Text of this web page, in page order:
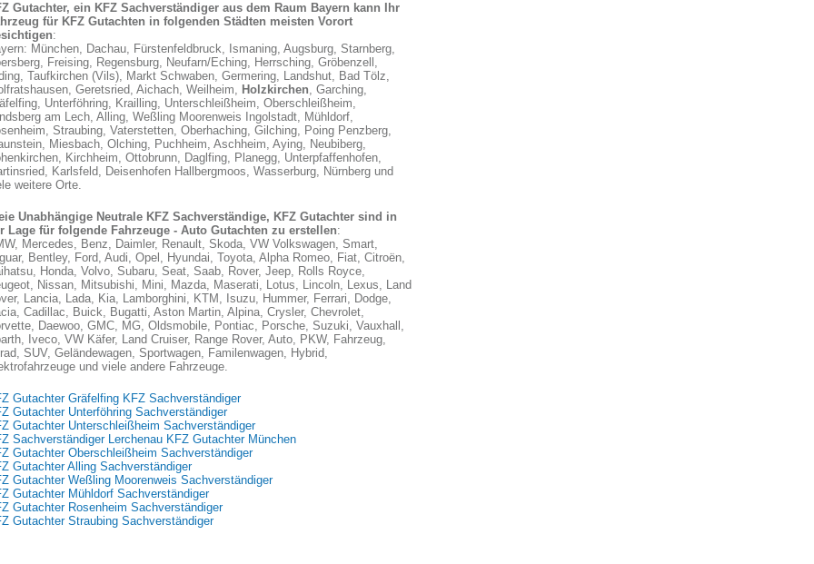
Gutachter, ein KFZ Sachverständiger aus dem Raum Bayern kann Ihr
für KFZ Gutachten in folgenden Städten meisten Vorort
:
München, Dachau, Fürstenfeldbruck, Ismaning, Augsburg, Starnberg,
Freising, Regensburg, Neufarn/Eching, Herrsching, Gröbenzell,
Taufkirchen (Vils), Markt Schwaben, Germering, Landshut, Bad Tölz,
Geretsried, Aichach, Weilheim, Holzkirchen, Garching,
Unterföhring, Krailling, Unterschleißheim, Oberschleißheim,
am Lech, Alling, Weßling Moorenweis Ingolstadt, Mühldorf,
Straubing, Vaterstetten, Oberhaching, Gilching, Poing Penzberg,
Miesbach, Olching, Puchheim, Aschheim, Aying, Neubiberg,
Kirchheim, Ottobrunn, Daglfing, Planegg, Unterpfaffenhofen,
Karlsfeld, Deisenhofen Hallbergmoos, Wasserburg, Nürnberg und
weitere Orte.
Unabhängige Neutrale KFZ Sachverständige, KFZ Gutachter sind in
Lage für folgende Fahrzeuge - Auto Gutachten zu erstellen:
Mercedes, Benz, Daimler, Renault, Skoda, VW Volkswagen, Smart,
Bentley, Ford, Audi, Opel, Hyundai, Toyota, Alpha Romeo, Fiat, Citroën,
Honda, Volvo, Subaru, Seat, Saab, Rover, Jeep, Rolls Royce,
Nissan, Mitsubishi, Mini, Mazda, Maserati, Lotus, Lincoln, Lexus, Land
Lancia, Lada, Kia, Lamborghini, KTM, Isuzu, Hummer, Ferrari, Dodge,
Cadillac, Buick, Bugatti, Aston Martin, Alpina, Crysler, Chevrolet,
Daewoo, GMC, MG, Oldsmobile, Pontiac, Porsche, Suzuki, Vauxhall,
Iveco, VW Käfer, Land Cruiser, Range Rover, Auto, PKW, Fahrzeug,
SUV, Geländewagen, Sportwagen, Familenwagen, Hybrid,
und viele andere Fahrzeuge.
Gutachter Gräfelfing KFZ Sachverständiger
Gutachter Unterföhring Sachverständiger
Gutachter Unterschleißheim Sachverständiger
Sachverständiger Lerchenau KFZ Gutachter München
Gutachter Oberschleißheim Sachverständiger
Gutachter Alling Sachverständiger
Gutachter Weßling Moorenweis Sachverständiger
Gutachter Mühldorf Sachverständiger
Gutachter Rosenheim Sachverständiger
Gutachter Straubing Sachverständiger